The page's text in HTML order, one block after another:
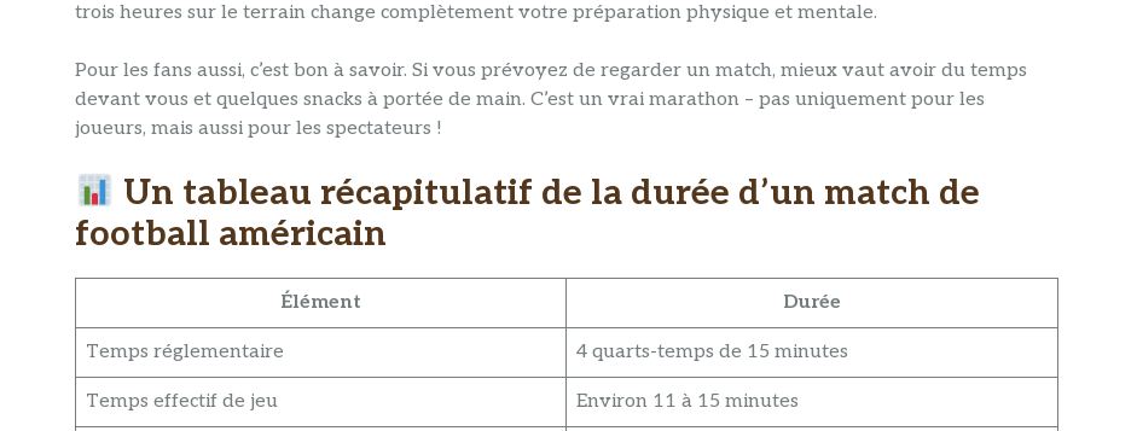
trois heures sur le terrain change complètement votre préparation physique et mentale.
Pour les fans aussi, c’est bon à savoir. Si vous prévoyez de regarder un match, mieux vaut avoir du temps
devant vous et quelques snacks à portée de main. C’est un vrai marathon – pas uniquement pour les
joueurs, mais aussi pour les spectateurs !
Un tableau récapitulatif de la durée d’un match de
football américain​
Élément Durée
Temps réglementaire 4 quarts-temps de 15 minutes
Temps effectif de jeu Environ 11 à 15 minutes